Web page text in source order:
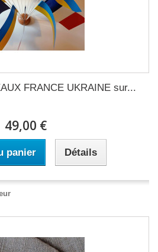
FRANCE UKRAINE sur...
49,00 €
panier Détails